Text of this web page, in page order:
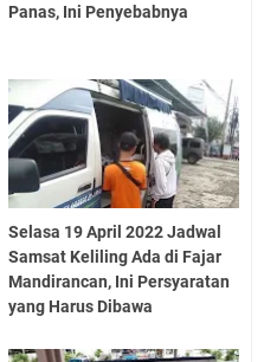
Panas, Ini Penyebabnya
Selasa 19 April 2022 Jadwal
Samsat Keliling Ada di Fajar
Mandirancan, Ini Persyaratan
yang Harus Dibawa